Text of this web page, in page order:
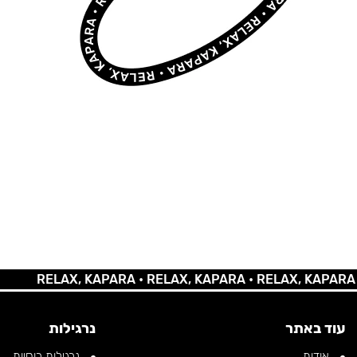
RELAX, KAPARA •RELAX, KAPARA •RELAX, KAPARA •
עוד באתר נרגילות